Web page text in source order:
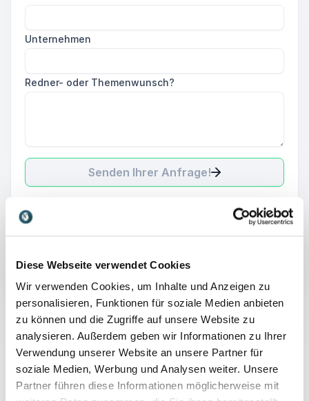
Diese Webseite verwendet Cookies
Wir verwenden Cookies, um Inhalte und Anzeigen zu
personalisieren, Funktionen für soziale Medien anbieten
zu können und die Zugriffe auf unsere Website zu
analysieren. Außerdem geben wir Informationen zu Ihrer
Verwendung unserer Website an unsere Partner für
soziale Medien, Werbung und Analysen weiter. Unsere
Partner führen diese Informationen möglicherweise mit
Unternehmen
Redner- oder Themenwunsch?
Senden Ihrer Anfrage!
Was ist
Wirkungskompetenz
und warum ist sie
relevant?